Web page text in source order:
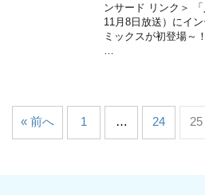
ンサード リンク＞
11月8日放送）にイ
ミックスが初登場～
« 前へ 1 … 24 25